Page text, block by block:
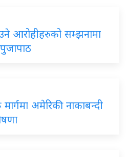
आरोहीहरुको सम्झनामा
अमेरिकी नाकाबन्दी